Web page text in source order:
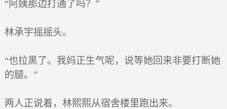
“阿姨那边打通了吗？”
林承宇摇摇头。
“也拉黑了。我妈正生气呢，说等她回来非要打断她
的腿。”
两人正说着，林熙熙从宿舍楼里跑出来。